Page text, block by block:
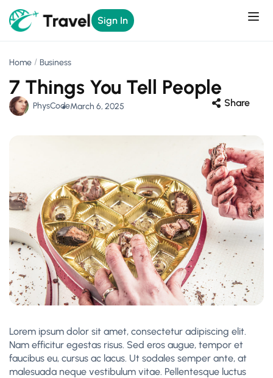
Sign In
Home Business
7 Things You Tell People
PhysCodeMarch 6, 2025 Share
Lorem ipsum dolor sit amet, consectetur adipiscing elit.
Nam efficitur egestas risus. Sed eros augue, tempor et
faucibus eu, cursus ac lacus. Ut sodales semper ante, at
malesuada neque vestibulum vitae. Pellentesque luctus